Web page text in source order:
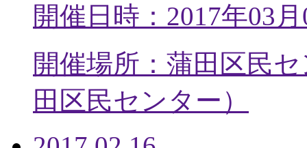
開催日時：2017年03
開催場所：蒲田区民
田区民センター ）